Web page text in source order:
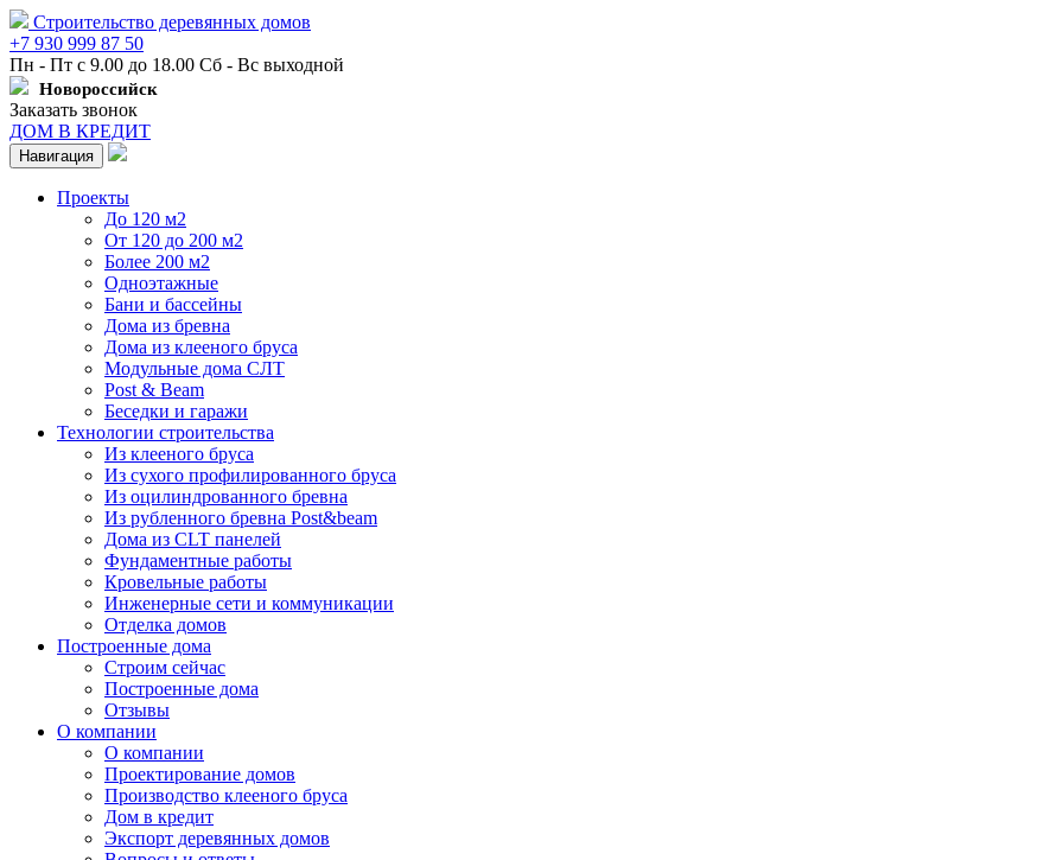
Строительство деревянных домов
+7 930 999 87 50
Пн - Пт с 9.00 до 18.00 Сб - Вс выходной
Новороссийск
Заказать звонок
ДОМ В КРЕДИТ
Навигация
Проекты
До 120 м2
От 120 до 200 м2
Более 200 м2
Одноэтажные
Бани и бассейны
Дома из бревна
Дома из клееного бруса
Модульные дома СЛТ
Post & Beam
Беседки и гаражи
Технологии строительства
Из клееного бруса
Из сухого профилированного бруса
Из оцилиндрованного бревна
Из рубленного бревна Post&beam
Дома из CLT панелей
Фундаментные работы
Кровельные работы
Инженерные сети и коммуникации
Отделка домов
Построенные дома
Строим сейчас
Построенные дома
Отзывы
О компании
О компании
Проектирование домов
Производство клееного бруса
Дом в кредит
Экспорт деревянных домов